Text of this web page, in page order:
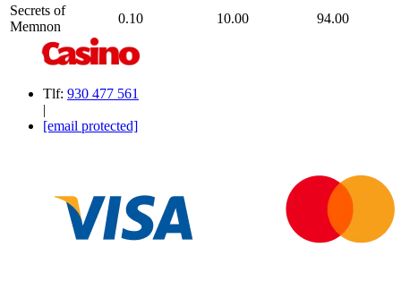
Secrets of
Memnon
0.10 10.00 94.00
Tlf: 930 477 561
|
[email protected]